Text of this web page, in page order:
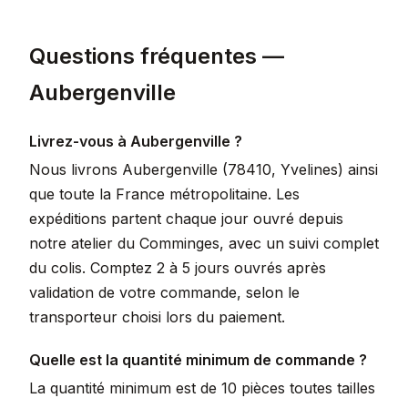
Questions fréquentes —
Aubergenville
Livrez-vous à Aubergenville ?
Nous livrons Aubergenville (78410, Yvelines) ainsi
que toute la France métropolitaine. Les
expéditions partent chaque jour ouvré depuis
notre atelier du Comminges, avec un suivi complet
du colis. Comptez 2 à 5 jours ouvrés après
validation de votre commande, selon le
transporteur choisi lors du paiement.
Quelle est la quantité minimum de commande ?
La quantité minimum est de 10 pièces toutes tailles